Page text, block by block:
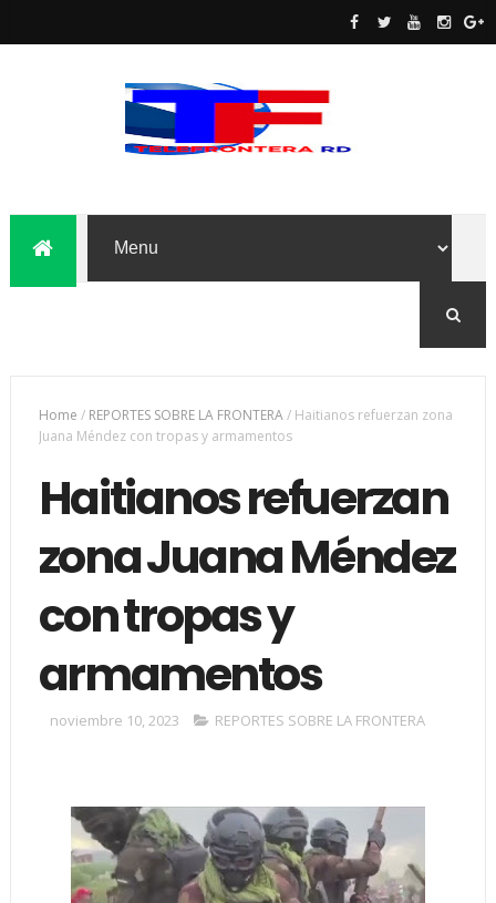
Home / REPORTES SOBRE LA FRONTERA/ Haitianos refuerzan zona
Juana Méndez con tropas y armamentos
Haitianos refuerzan
zona Juana Méndez
con tropas y
armamentos
noviembre 10, 2023 REPORTES SOBRE LA FRONTERA